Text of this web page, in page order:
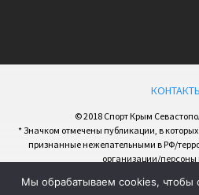
© 2018 Спорт Крым
* Значком отмечены публикации, в
признанные нежелательными в РФ/
организации/персоны
Мы обрабатываем cookies, чтобы